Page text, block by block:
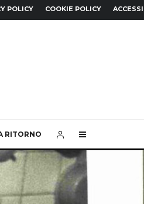
POLICY COOKIE POLICY
RITORNO